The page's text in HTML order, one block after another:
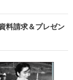
料請求＆プレゼン